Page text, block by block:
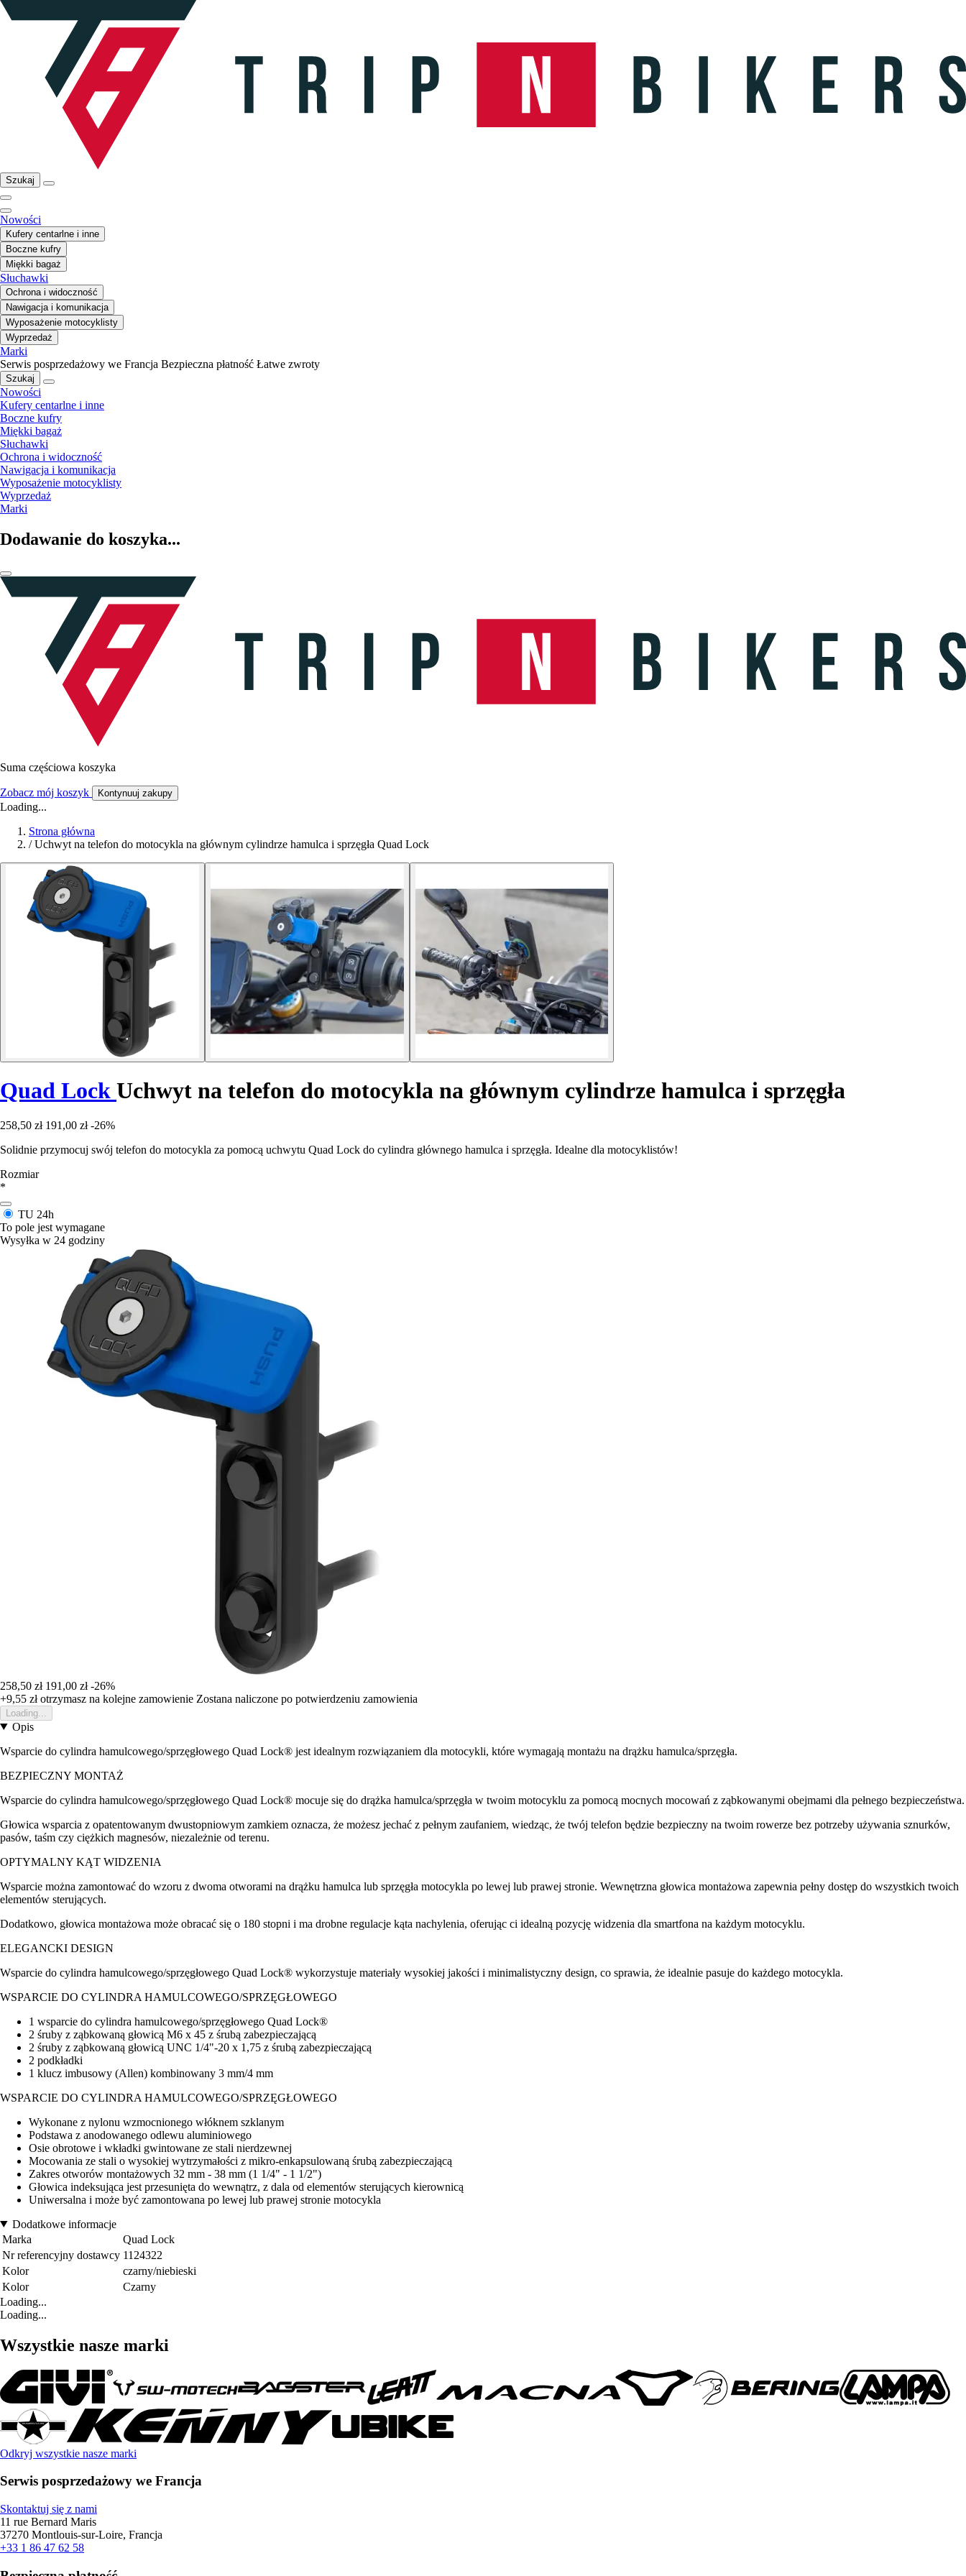
Szukaj
Nowości
Kufery centarlne i inne
Boczne kufry
Miękki bagaż
Słuchawki
Ochrona i widoczność
Nawigacja i komunikacja
Wyposażenie motocyklisty
Wyprzedaż
Marki
Serwis posprzedażowy we Francja Bezpieczna płatność Łatwe zwroty
Szukaj
Nowości
Kufery centarlne i inne
Boczne kufry
Miękki bagaż
Słuchawki
Ochrona i widoczność
Nawigacja i komunikacja
Wyposażenie motocyklisty
Wyprzedaż
Marki
Dodawanie do koszyka...
Suma częściowa koszyka
Zobacz mój koszyk Kontynuuj zakupy
Loading...
Strona główna
/ Uchwyt na telefon do motocykla na głównym cylindrze hamulca i sprzęgła Quad Lock
Quad Lock Uchwyt na telefon do motocykla na głównym cylindrze hamulca i sprzęgła
258,50 zł 191,00 zł -26%
Solidnie przymocuj swój telefon do motocykla za pomocą uchwytu Quad Lock do cylindra głównego hamulca i sprzęgła. Idealne dla motocyklistów!
Rozmiar
*
TU 24h
To pole jest wymagane
Wysyłka w 24 godziny
258,50 zł 191,00 zł -26%
+9,55 złotrzymasz na kolejne zamowienie Zostana naliczone po potwierdzeniu zamowienia
Loading...
Opis
Wsparcie do cylindra hamulcowego/sprzęgłowego Quad Lock® jest idealnym rozwiązaniem dla motocykli, które wymagają montażu na drążku hamulca/sprzęgła.
BEZPIECZNY MONTAŻ
Wsparcie do cylindra hamulcowego/sprzęgłowego Quad Lock® mocuje się do drążka hamulca/sprzęgła w twoim motocyklu za pomocą mocnych mocowań z ząbkowanymi obejmami dla pełnego bezpieczeństwa.
Głowica wsparcia z opatentowanym dwustopniowym zamkiem oznacza, że możesz jechać z pełnym zaufaniem, wiedząc, że twój telefon będzie bezpieczny na twoim rowerze bez potrzeby używania sznurków,
pasów, taśm czy ciężkich magnesów, niezależnie od terenu.
OPTYMALNY KĄT WIDZENIA
Wsparcie można zamontować do wzoru z dwoma otworami na drążku hamulca lub sprzęgła motocykla po lewej lub prawej stronie. Wewnętrzna głowica montażowa zapewnia pełny dostęp do wszystkich twoich
elementów sterujących.
Dodatkowo, głowica montażowa może obracać się o 180 stopni i ma drobne regulacje kąta nachylenia, oferując ci idealną pozycję widzenia dla smartfona na każdym motocyklu.
ELEGANCKI DESIGN
Wsparcie do cylindra hamulcowego/sprzęgłowego Quad Lock® wykorzystuje materiały wysokiej jakości i minimalistyczny design, co sprawia, że idealnie pasuje do każdego motocykla.
WSPARCIE DO CYLINDRA HAMULCOWEGO/SPRZĘGŁOWEGO
1 wsparcie do cylindra hamulcowego/sprzęgłowego Quad Lock®
2 śruby z ząbkowaną głowicą M6 x 45 z śrubą zabezpieczającą
2 śruby z ząbkowaną głowicą UNC 1/4"-20 x 1,75 z śrubą zabezpieczającą
2 podkładki
1 klucz imbusowy (Allen) kombinowany 3 mm/4 mm
WSPARCIE DO CYLINDRA HAMULCOWEGO/SPRZĘGŁOWEGO
Wykonane z nylonu wzmocnionego włóknem szklanym
Podstawa z anodowanego odlewu aluminiowego
Osie obrotowe i wkładki gwintowane ze stali nierdzewnej
Mocowania ze stali o wysokiej wytrzymałości z mikro-enkapsulowaną śrubą zabezpieczającą
Zakres otworów montażowych 32 mm - 38 mm (1 1/4" - 1 1/2")
Głowica indeksująca jest przesunięta do wewnątrz, z dala od elementów sterujących kierownicą
Uniwersalna i może być zamontowana po lewej lub prawej stronie motocykla
Dodatkowe informacje
Marka
Quad Lock
Nr referencyjny dostawcy 1124322
Kolor
czarny/niebieski
Kolor
Czarny
Loading...
Loading...
Wszystkie nasze marki
Odkryj wszystkie nasze marki
Serwis posprzedażowy we Francja
Skontaktuj się z nami
11 rue Bernard Maris
37270 Montlouis-sur-Loire, Francja
+33 1 86 47 62 58